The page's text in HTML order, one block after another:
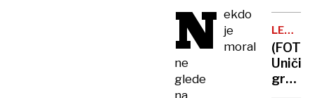
N ekdo
je
moral
ne
glede
na
za
Vučića
LEPA
GESTA
(FOTO)
Uničili
grafit
Kobeja